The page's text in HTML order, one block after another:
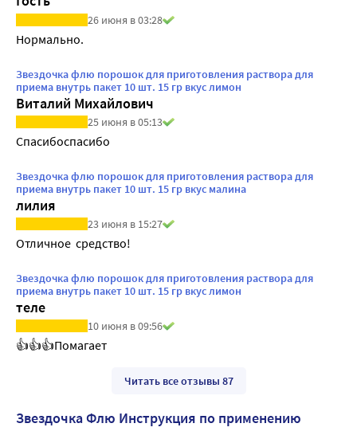
26 июня в 03:28
Нормально.
Звездочка флю порошок для приготовления раствора для
приема внутрь пакет 10 шт. 15 гр вкус лимон
Виталий Михайлович
25 июня в 05:13
Спасибоспасибо
Звездочка флю порошок для приготовления раствора для
приема внутрь пакет 10 шт. 15 гр вкус малина
лилия
23 июня в 15:27
Отличное  средство!
Звездочка флю порошок для приготовления раствора для
приема внутрь пакет 10 шт. 15 гр вкус лимон
теле
10 июня в 09:56
👍👍👍Помагает
Читать все отзывы 87
Звездочка Флю Инструкция по применению